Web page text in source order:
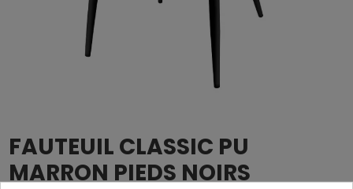
FAUTEUIL CLASSIC PU
MARRON PIEDS NOIRS